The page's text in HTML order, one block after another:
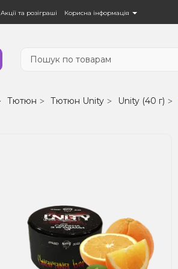
Акції та розіграші Корисна інформація
Тютюн Тютюн Unity Unity (40 г)